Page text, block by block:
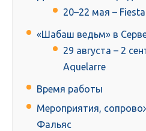
20–22 мая –
«Шабаш ведьм» в
29 августа – 2
Aquelarre
Время работы
Мероприятия,
Фальяс